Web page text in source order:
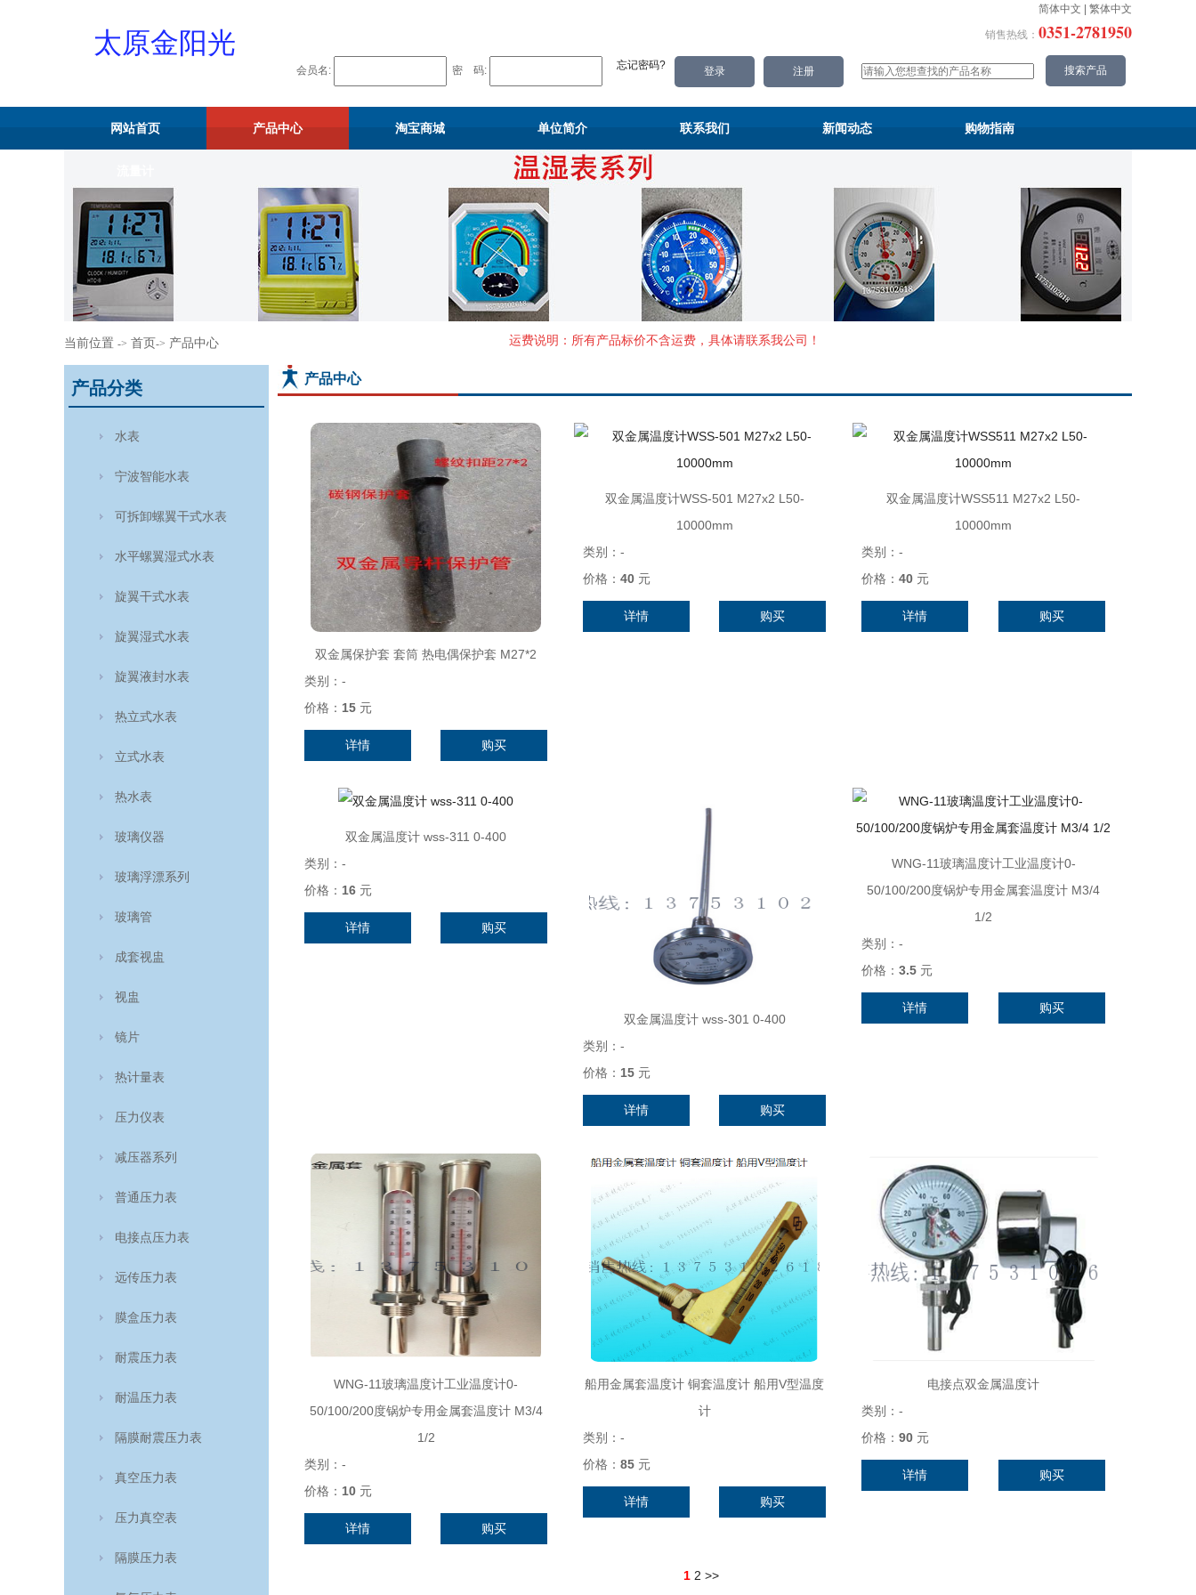
太原金阳光
会员名: 密 码: 忘记密码?
简体中文 繁体中文
销售热线： 0351-2781950
网站首页 产品中心 淘宝商城 单位简介 联系我们 新闻动态 购物指南
当前位置 -> 首页-> 产品中心 运费说明：所有产品标价不含运费，具体请联系我公司！
产品中心
双金属保护套 套筒 热电偶保护套 M27*2
类别： -
价格： 15 元
详情 购买
双金属温度计WSS-501 M27x2 L50-
10000mm
类别： -
价格： 40 元
详情 购买
双金属温度计WSS511 M27x2 L50-
10000mm
类别： -
价格： 40 元
详情 购买
双金属温度计 wss-311 0-400
类别： -
价格： 16 元
详情 购买
双金属温度计 wss-301 0-400
类别： -
价格： 15 元
详情 购买
WNG-11玻璃温度计工业温度计0-
50/100/200度锅炉专用金属套温度计 M3/4
1/2
类别： -
价格： 3.5 元
详情 购买
WNG-11玻璃温度计工业温度计0-
50/100/200度锅炉专用金属套温度计 M3/4
1/2
类别： -
价格： 10 元
详情 购买
船用金属套温度计 铜套温度计 船用V型温度
计
类别： -
价格： 85 元
详情 购买
电接点双金属温度计
类别： -
价格： 90 元
详情 购买
1 2 >>
产品分类
水表
宁波智能水表
可拆卸螺翼干式水表
水平螺翼湿式水表
旋翼干式水表
旋翼湿式水表
旋翼液封水表
热立式水表
立式水表
热水表
玻璃仪器
玻璃浮漂系列
玻璃管
成套视盅
视盅
镜片
热计量表
压力仪表
减压器系列
普通压力表
电接点压力表
远传压力表
膜盒压力表
耐震压力表
耐温压力表
隔膜耐震压力表
真空压力表
压力真空表
隔膜压力表